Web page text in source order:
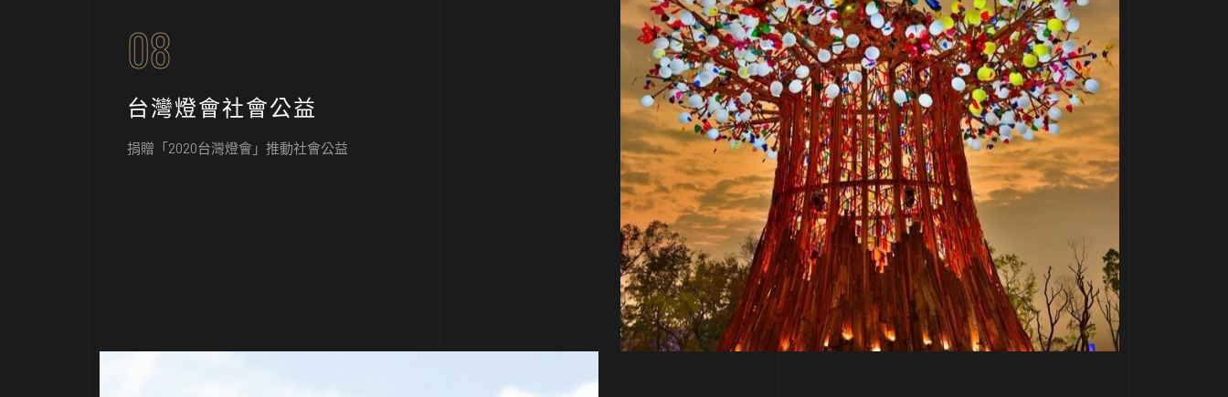
08
台灣燈會社會公益
捐贈「2020台灣燈會」推動社會公益